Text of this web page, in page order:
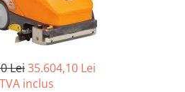
Sense
Lei35.604,10 Lei
TVA inclus